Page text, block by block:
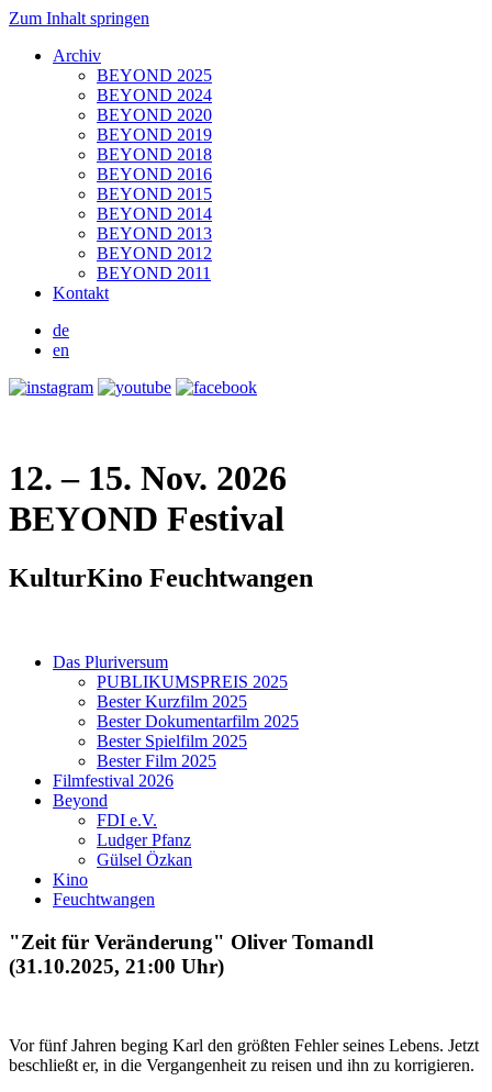
Zum Inhalt springen
Archiv
BEYOND 2025
BEYOND 2024
BEYOND 2020
BEYOND 2019
BEYOND 2018
BEYOND 2016
BEYOND 2015
BEYOND 2014
BEYOND 2013
BEYOND 2012
BEYOND 2011
Kontakt
de
en
12. – 15. Nov. 2026
BEYOND Festival
KulturKino Feuchtwangen
Das Pluriversum
PUBLIKUMSPREIS 2025
Bester Kurzfilm 2025
Bester Dokumentarfilm 2025
Bester Spielfilm 2025
Bester Film 2025
Filmfestival 2026
Beyond
FDI e.V.
Ludger Pfanz
Gülsel Özkan
Kino
Feuchtwangen
"Zeit für Veränderung" Oliver Tomandl
(31.10.2025, 21:00 Uhr)
Vor fünf Jahren beging Karl den größten Fehler seines Lebens. Jetzt
beschließt er, in die Vergangenheit zu reisen und ihn zu korrigieren.